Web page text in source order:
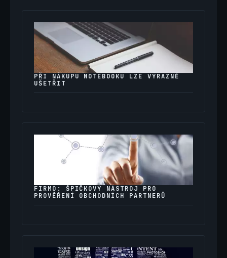
PŘI NÁKUPU NOTEBOOKU LZE VÝRAZNĚ
UŠETŘIT
FIRMO: ŠPIČKOVÝ NÁSTROJ PRO
PROVĚŘENÍ OBCHODNÍCH PARTNERŮ